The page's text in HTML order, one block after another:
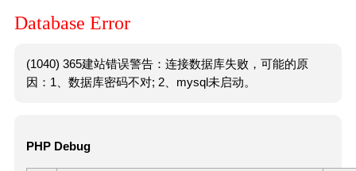
Database Error
(1040) 365建站错误警告：连接数据库失败，可能的原
因：1、数据库密码不对; 2、mysql未启动。
PHP Debug